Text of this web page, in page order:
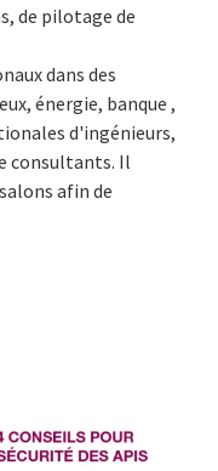
de pilotage de
dans des
énergie, banque ,
d'ingénieurs,
consultants. Il
afin de